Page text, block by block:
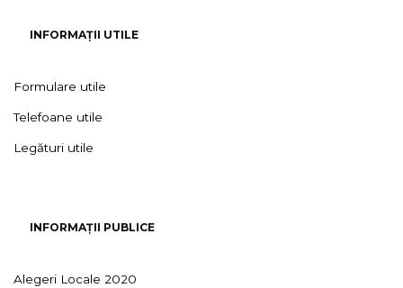
INFORMAȚII UTILE
Formulare utile
Telefoane utile
Legături utile
INFORMAȚII PUBLICE
Alegeri Locale 2020